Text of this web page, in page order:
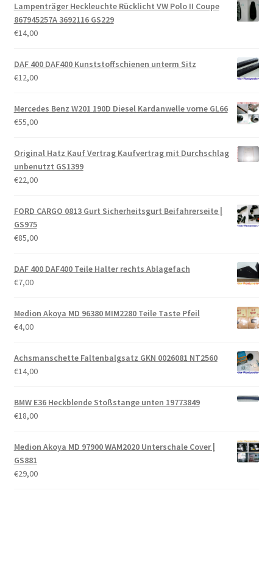
Lampenträger Heckleuchte Rücklicht VW Polo II Coupe
867945257A 3692116 GS229
€14,00
DAF 400 DAF400 Kunststoffschienen unterm Sitz
€12,00
Mercedes Benz W201 190D Diesel Kardanwelle vorne GL66
€55,00
Original Hatz Kauf Vertrag Kaufvertrag mit Durchschlag
unbenutzt GS1399
€22,00
FORD CARGO 0813 Gurt Sicherheitsgurt Beifahrerseite |
GS975
€85,00
DAF 400 DAF400 Teile Halter rechts Ablagefach
€7,00
Medion Akoya MD 96380 MIM2280 Teile Taste Pfeil
€4,00
Achsmanschette Faltenbalgsatz GKN 0026081 NT2560
€14,00
BMW E36 Heckblende Stoßstange unten 19773849
€18,00
Medion Akoya MD 97900 WAM2020 Unterschale Cover |
GS881
€29,00